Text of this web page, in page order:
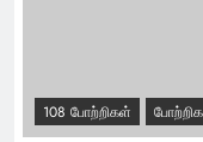
108 போற்றிகள்